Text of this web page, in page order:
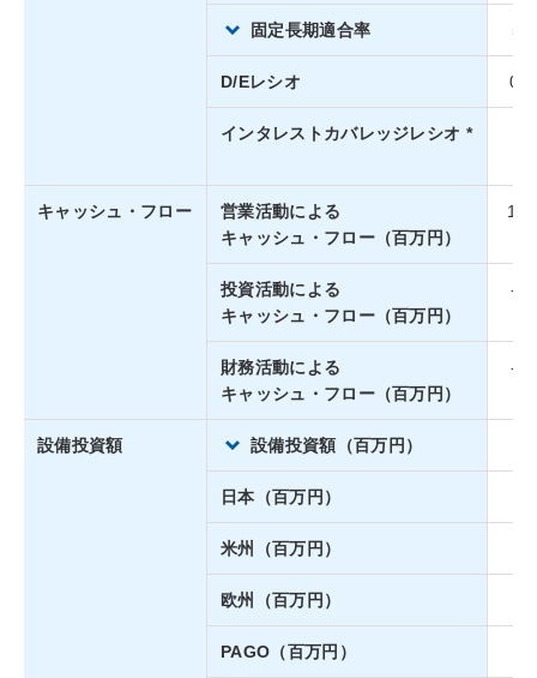
固定長期適合率
D/Eレシオ
インタレストカバレッジレシオ *
キャッシュ・フロー
営業活動による
キャッシュ・フロー（百万円）
投資活動による
キャッシュ・フロー（百万円）
-
財務活動による
キャッシュ・フロー（百万円）
-
設備投資額 設備投資額（百万円）
日本（百万円）
米州（百万円）
欧州（百万円）
PAGO（百万円）
公益財団法人フジシール財団
個人情報保護方針